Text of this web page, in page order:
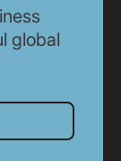
global